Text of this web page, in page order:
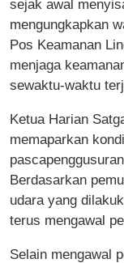
sejak awal
mengungkapkan
Pos Keamanan
menjaga
sewaktu-waktu
Ketua Harian
memaparkan
Berdasarkan
udara yang
terus mengawal
Selain mengawal